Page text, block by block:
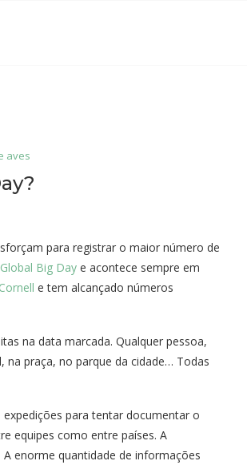
aves
para registrar o maior número de
Global Big Day e acontece sempre em
e tem alcançado números
na data marcada. Qualquer pessoa,
na praça, no parque da cidade… Todas
para tentar documentar o
equipes como entre países. A
enorme quantidade de informações